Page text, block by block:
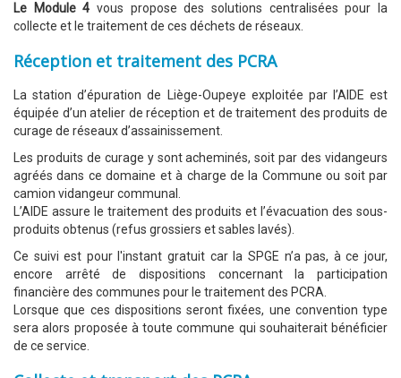
Le Module 4 vous propose des solutions centralisées pour la
collecte et le traitement de ces déchets de réseaux.
Réception et traitement des PCRA
La station d’épuration de Liège-Oupeye exploitée par l’AIDE est
équipée d’un atelier de réception et de traitement des produits de
curage de réseaux d’assainissement.
Les produits de curage y sont acheminés, soit par des vidangeurs
agréés dans ce domaine et à charge de la Commune ou soit par
camion vidangeur communal.
L’AIDE assure le traitement des produits et l’évacuation des sous-
produits obtenus (refus grossiers et sables lavés).
Ce suivi est pour l'instant gratuit car la SPGE n’a pas, à ce jour,
encore arrêté de dispositions concernant la participation
financière des communes pour le traitement des PCRA.
Lorsque que ces dispositions seront fixées, une convention type
sera alors proposée à toute commune qui souhaiterait bénéficier
de ce service.